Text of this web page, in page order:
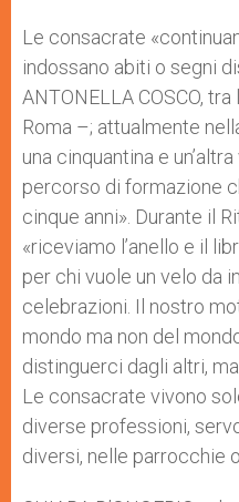
Le consacrate
indossano abiti o segni
ANTONELLA COSCO,
Roma –; attualmente
una cinquantina e
percorso di formazione
cinque anni». Durante il
«riceviamo l’anello e il
per chi vuole un velo da
celebrazioni. Il nostro
mondo ma non del
distinguerci dagli altri,
Le consacrate vivono
diverse professioni,
diversi, nelle parrocchie